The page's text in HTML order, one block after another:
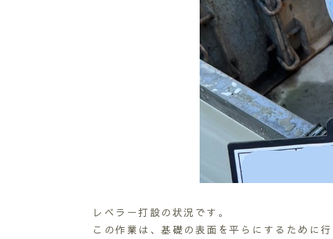
レベラー打設の状況です。
この作業は、基礎の表面を平らにするために行